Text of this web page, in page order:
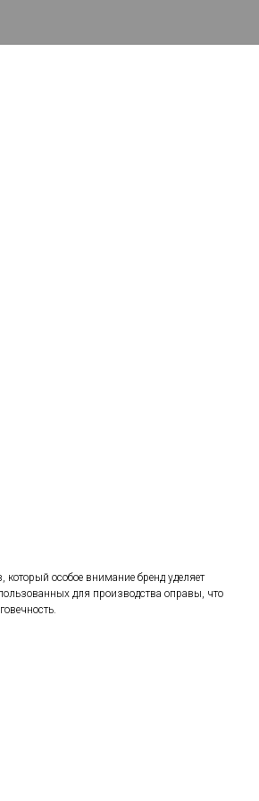
который особое внимание бренд уделяет
для производства оправы, что